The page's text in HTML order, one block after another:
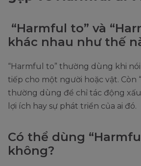
“Harmful to” và
khác nhau như thế
“Harmful to” thường dùng khi
tiếp cho một người hoặc vật. Còn
thường dùng để chỉ tác động
lợi ích hay sự phát triển của ai đó.
Có thể dùng
không?